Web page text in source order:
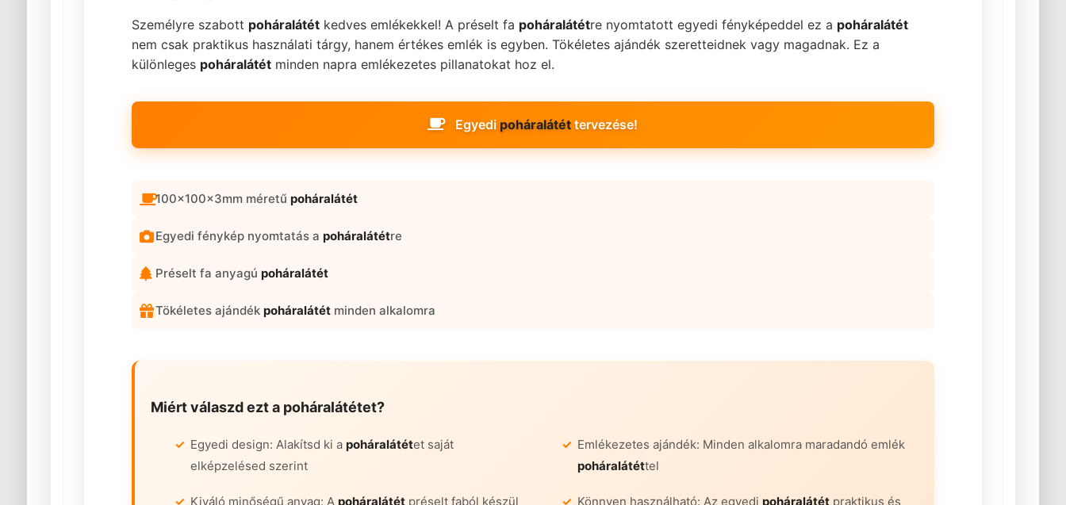
Személyre szabott poháralátétkedves emlékekkel! A préselt fa poháralátétre nyomtatott egyedi fényképeddel ez a poháralátét
nem csak praktikus használati tárgy, hanem értékes emlék is egyben. Tökéletes ajándék szeretteidnek vagy magadnak. Ez a
különleges poháralátétminden napra emlékezetes pillanatokat hoz el.
Egyedipoháralátét tervezése!
100x100x3mm méretű poháralátét
Egyedi fénykép nyomtatás a poháralátétre
Préselt fa anyagú poháralátét
Tökéletes ajándék poháralátétminden alkalomra
Miért válaszd ezt a poháralátétet?
Egyedi design: Alakítsd ki a poháralátétet saját
elképzelésed szerint
Emlékezetes ajándék: Minden alkalomra maradandó emlék
poháralátéttel
Kiváló minőségű anyag: A poháralátétpréselt faból készül Könnyen használható: Az egyedi poháralátétpraktikus és